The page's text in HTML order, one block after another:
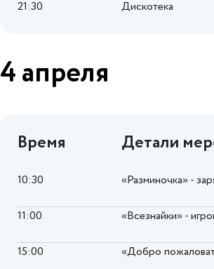
21:30 Дискотека
4 апреля
Время Детали
10:30 «Разминочка» -
11:00 «Всезнайки» -
15:00 «Добро